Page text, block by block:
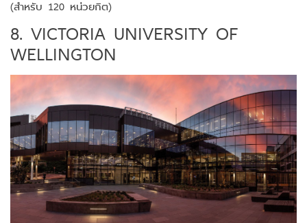
(สำหรับ 120 หน่วยกิต)
8. VICTORIA UNIVERSITY OF
WELLINGTON